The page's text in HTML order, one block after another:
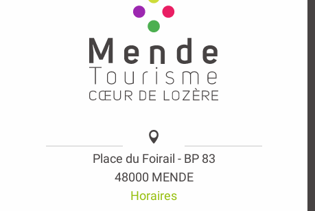
Place du Foirail - BP 83
48000 MENDE
Horaires